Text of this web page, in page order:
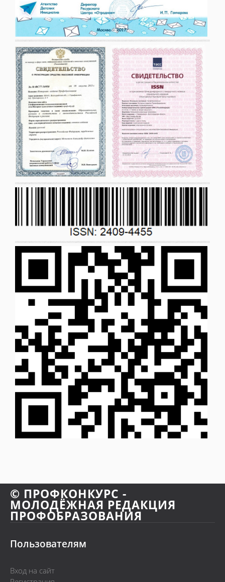
© ПРОФКОНКУРС -
МОЛОДЁЖНАЯ РЕДАКЦИЯ
ПРОФОБРАЗОВАНИЯ
Пользователям
Вход на сайт